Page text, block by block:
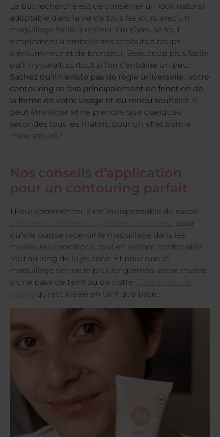
Le but recherché est de conserver un look naturel
adoptable dans la vie de tous les jours avec un
maquillage facile à réaliser. On s’amuse tout
simplement à embellir ses attributs à coups
d’enlumineur et de bronzeur. Beaucoup plus facile
qu’il n’y paraît, surtout si l’on s’entraîne un peu.
Sachez qu’il n’existe pas de règle universelle : votre
contouring se fera principalement en fonction de
la forme de votre visage et du rendu souhaité. Il
peut être léger et ne prendre que quelques
secondes tous les matins, pour un effet bonne
mine assuré !
Nos conseils d’application
pour un contouring parfait
1.Pour commencer, il est indispensable de savoir
comment nettoyer et hydrater votre peau
pour
qu’elle puisse recevoir le maquillage dans les
meilleures conditions, tout en restant confortable
tout au long de la journée. Et pour que le
maquillage tienne le plus longtemps, on se munie
d’une base de teint ou de notre
Crème pour le
visage
qui est idéale en tant que base.